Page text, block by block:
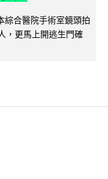
綜合醫院手術室鏡頭拍
，更馬上開逃生門確